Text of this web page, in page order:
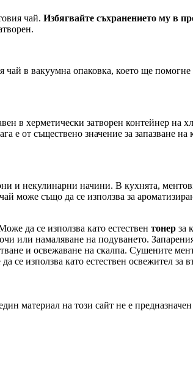
чай. Избягвайте съхранението му в
в вакуумна опаковка, което ще помогне
в херметически затворен контейнер на
е от съществено значение за запазване на
и некулинарни начини. В кухнята,
може също да се използва за
да се използва като естествен тонер за
или намаляване на подуването.
и освежаване на скалпа. Сушените
използва като естествен освежител за
материал на този сайт не е